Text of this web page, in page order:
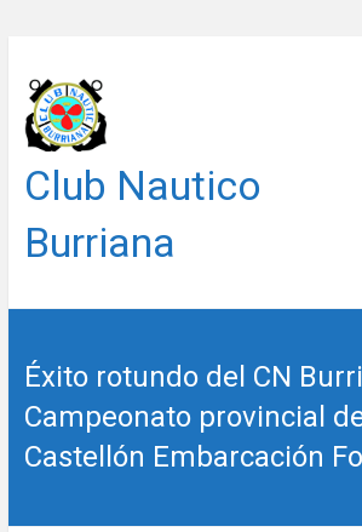
contenido
Club Nautico
Burriana
Éxito rotundo del CN
Campeonato provincial
Castellón Embarcación